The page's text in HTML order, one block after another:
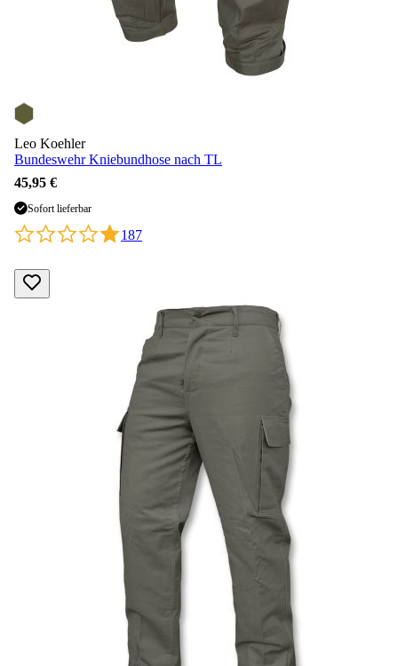
Leo Koehler
Bundeswehr Kniebundhose nach TL
45,95 €
Sofort lieferbar
187